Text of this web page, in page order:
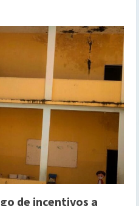
de incentivos a